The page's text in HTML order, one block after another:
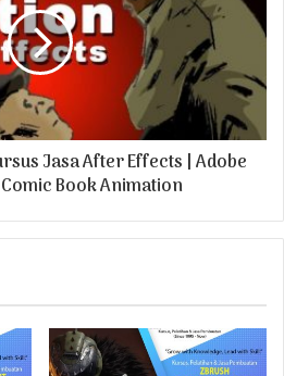
Jasa After Effects | Adobe
Book Animation